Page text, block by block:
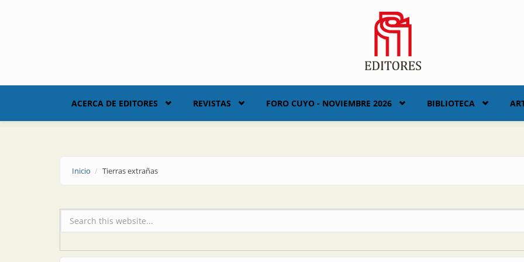
ACERCA DE EDITORES REVISTAS FORO CUYO - NOVIEMBRE 2026 BIBLIOTECA
Inicio Tierras extrañas
Formulario de búsqueda